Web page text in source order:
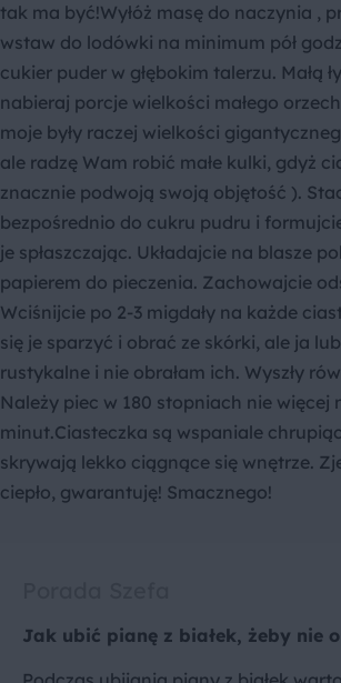
tak ma być!Wyłóż masę do naczynia ,
wstaw do lodówki na minimum pół
cukier puder w głębokim talerzu. Małą
nabieraj porcje wielkości małego
moje były raczej wielkości
ale radzę Wam robić małe kulki, gdyż
znacznie podwoją swoją objętość ).
bezpośrednio do cukru pudru i
je spłaszczając. Układajcie na blasze
papierem do pieczenia. Zachowajcie
Wciśnijcie po 2-3 migdały na każde
się je sparzyć i obrać ze skórki, ale ja
rustykalne i nie obrałam ich. Wyszły
Należy piec w 180 stopniach nie więcej
minut.Ciasteczka są wspaniale
skrywają lekko ciągnące się wnętrze.
ciepło, gwarantuję! Smacznego!
Jak ubić pianę z białek, żeby nie